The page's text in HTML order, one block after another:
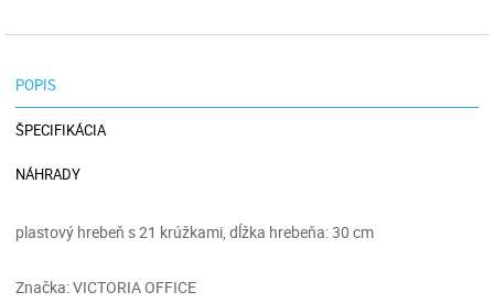
POPIS
ŠPECIFIKÁCIA
NÁHRADY
plastový hrebeň s 21 krúžkami, dĺžka hrebeňa: 30 cm
Značka: VICTORIA OFFICE